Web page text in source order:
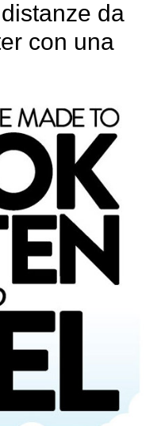
da
con una